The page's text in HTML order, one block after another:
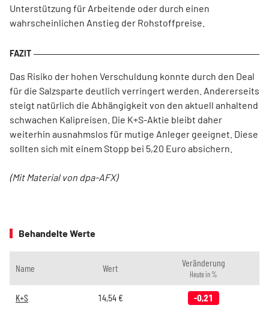
Unterstützung für Arbeitende oder durch einen
wahrscheinlichen Anstieg der Rohstoffpreise.
Das Risiko der hohen Verschuldung konnte durch den Deal
für die Salzsparte deutlich verringert werden. Andererseits
steigt natürlich die Abhängigkeit von den aktuell anhaltend
schwachen Kalipreisen. Die K+S-Aktie bleibt daher
weiterhin ausnahmslos für mutige Anleger geeignet. Diese
sollten sich mit einem Stopp bei 5,20 Euro absichern.
(Mit Material von dpa-AFX)
Behandelte Werte
Name Wert Veränderung
Heute in %
K+S 14,54€ -0,21